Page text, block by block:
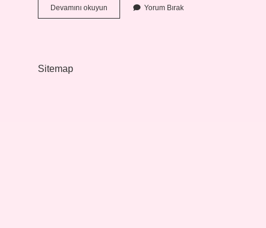
Devamını okuyun
Hızlandırmak
Yorum Bırak
Sitemap